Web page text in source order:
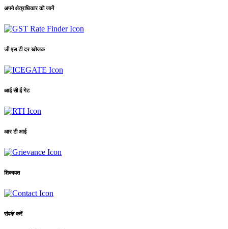
अपने क्षेत्राधिकार को जानें
जी एस टी दर खोजक
आई सी ई गेट
आर टी आई
शिकायत
संपर्क करें